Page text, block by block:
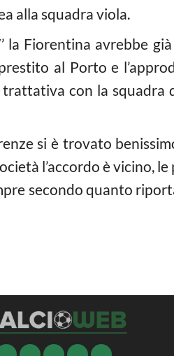
alla squadra viola.
la Fiorentina avrebbe
al Porto e
con la squadra
si è trovato
l’accordo è vicino,
secondo quanto